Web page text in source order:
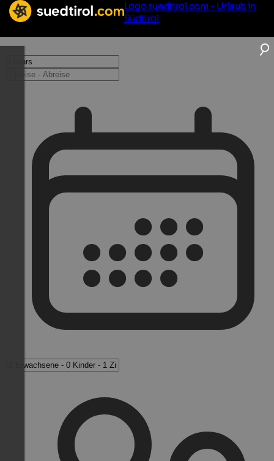
Logo suedtirol.com - Urlaub in
Südtirol